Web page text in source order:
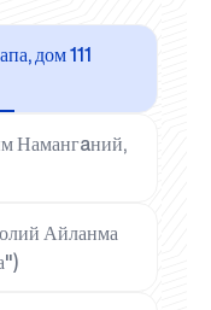
дом 111
Намангaний,
Айланма